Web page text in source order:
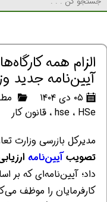
الزام همه
آیین‌نامه جدید
۰۵ دی ۱۴۰۴
hse ، HSe ، قانون کار
مدیرکل بازرسی وزارت
تصویبآیین‌نامه
داد؛ آیین‌نامه‌ای که بر
کارفرمایان را موظف